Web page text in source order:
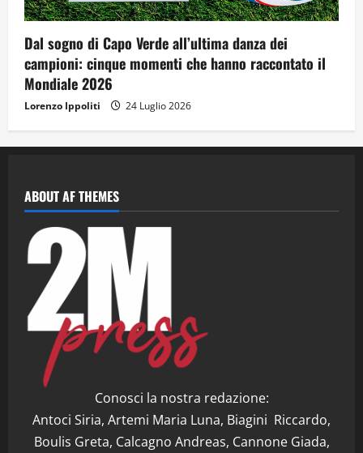
Dal sogno di Capo Verde all’ultima danza dei
campioni: cinque momenti che hanno raccontato il
Mondiale 2026
Lorenzo Ippoliti 24 Luglio 2026
ABOUT AF THEMES
Conosci la nostra redazione:
Antoci Siria, Artemi Maria Luna, Biagini Riccardo,
Boulis Greta, Calcagno Andreas, Cannone Giada,